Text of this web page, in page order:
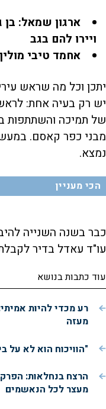
ארגון שמאל: בן
ויירו להם בגב
אחמד טיבי
יתכן וכל מה שראש
יש רק בעיה אחת:
של תמיכה והשתתפות
מבני כפר קאסם.
נמצא.
הכי מעניין
כבר בשנה השנייה
עו"ד עאדל בדיר
עוד כתבות בנושא
רע מכדי להיות
מעזה
"הוויכוח הוא לא על
הרצח בנחלאות:
מעצר לכל הנאשמים